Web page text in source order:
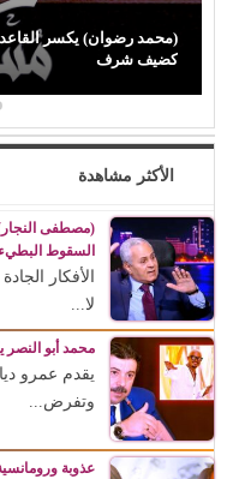
(باميلا نون) تنجو من حادث
لوالدتها…
الأكثر مشاهدة
(مصطفى النجار)
السقوط
الأفكار
لا...
محمد أبو
يقدم عمرو
وتفرض...
عذوبة